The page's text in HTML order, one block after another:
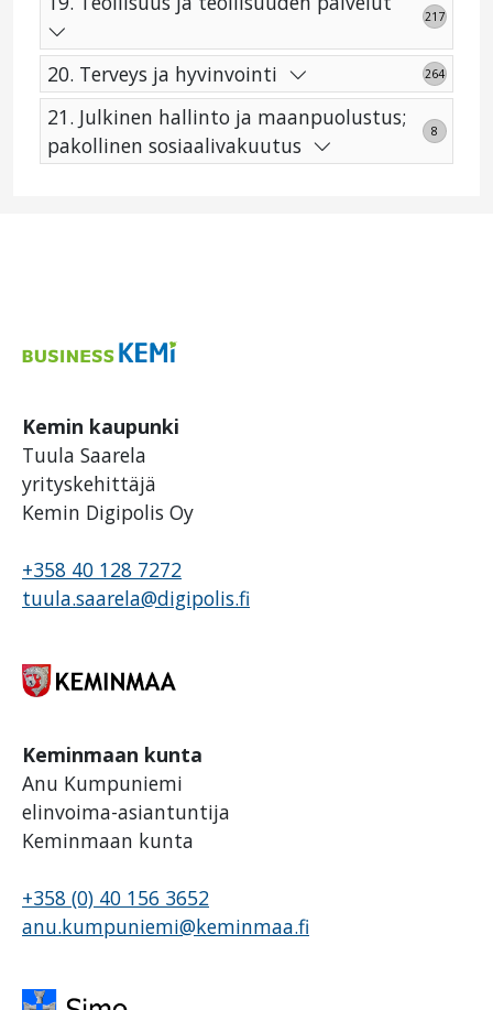
217
20. Terveys ja hyvinvointi 264
21. Julkinen hallinto ja maanpuolustus;
pakollinen sosiaalivakuutus
8
Kemin kaupunki
Tuula Saarela
yrityskehittäjä
Kemin Digipolis Oy
+358 40 128 7272
tuula.saarela@digipolis.fi
Keminmaan kunta
Anu Kumpuniemi
elinvoima-asiantuntija
Keminmaan kunta
+358 (0) 40 156 3652
anu.kumpuniemi@keminmaa.fi